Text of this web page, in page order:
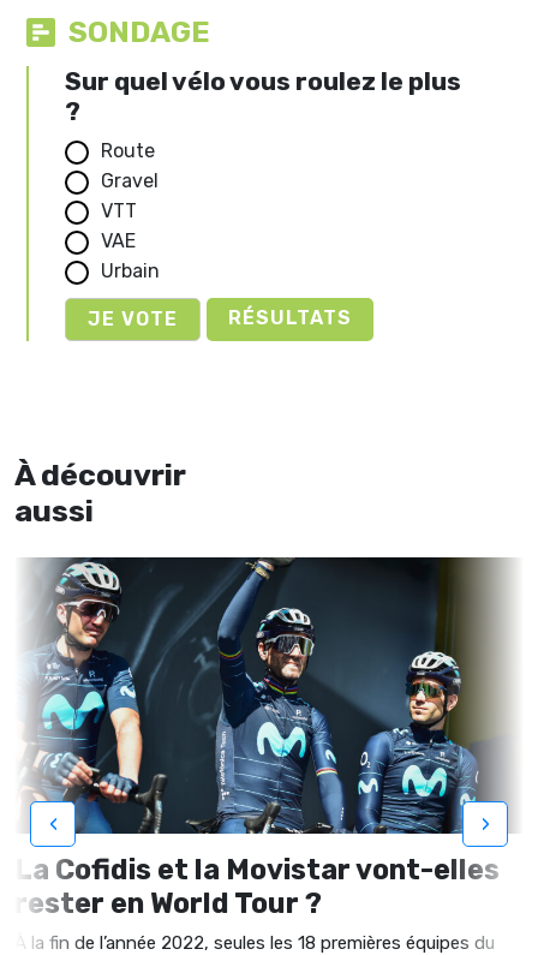
SONDAGE
Sur quel vélo vous roulez le plus
?
Route
Gravel
VTT
VAE
Urbain
RÉSULTATS
À découvrir
aussi
La Cofidis et la Movistar vont-elles
rester en World Tour ?
À la fin de l’année 2022, seules les 18 premières équipes du
‹ ›